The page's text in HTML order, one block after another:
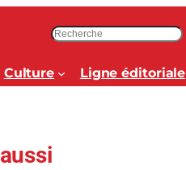
Culture Ligne éditoriale